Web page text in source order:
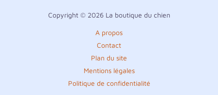
Copyright © 2026 La boutique du chien
A propos
Contact
Plan du site
Mentions légales
Politique de confidentialité